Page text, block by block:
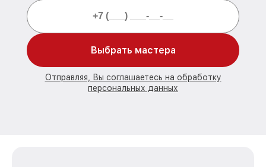
Выбрать мастера
Отправляя, Вы соглашаетесь на обработку
персональных данных